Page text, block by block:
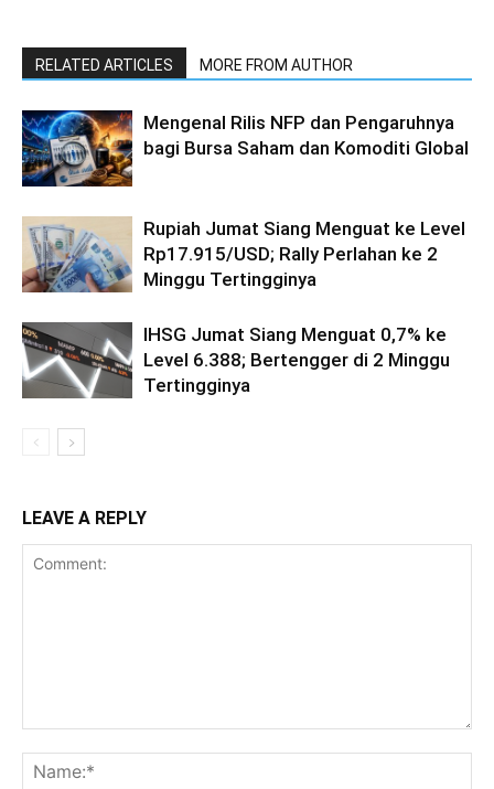
RELATED ARTICLES MORE FROM AUTHOR
Mengenal Rilis NFP dan Pengaruhnya
bagi Bursa Saham dan Komoditi Global
Rupiah Jumat Siang Menguat ke Level
Rp17.915/USD; Rally Perlahan ke 2
Minggu Tertingginya
IHSG Jumat Siang Menguat 0,7% ke
Level 6.388; Bertengger di 2 Minggu
Tertingginya
LEAVE A REPLY